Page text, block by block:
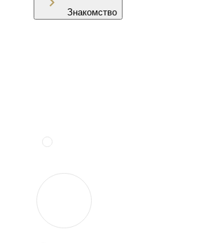
Знакомство